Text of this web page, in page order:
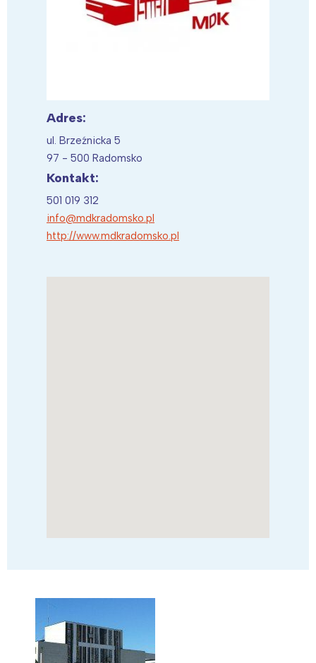
Adres:
ul. Brzeźnicka 5
97 - 500 Radomsko
Kontakt:
501 019 312
info@mdkradomsko.pl
http://www.mdkradomsko.pl